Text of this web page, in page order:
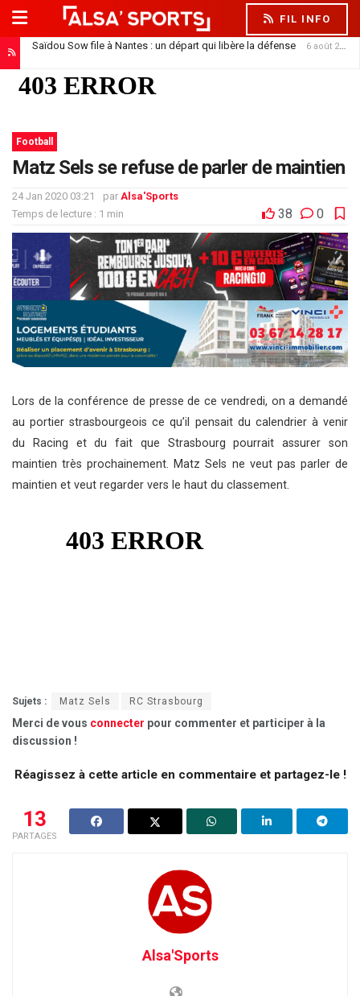
FIL INFO
Saïdou Sow file à Nantes : un départ qui libère la défense 6 août 2026
Football
Matz Sels se refuse de parler de maintien
24 Jan 2020 03:21 par Alsa'Sports
Temps de lecture : 1 min
38 0
Lors de la conférence de presse de ce vendredi, on a demandé
au portier strasbourgeois ce qu’il pensait du calendrier à venir
du Racing et du fait que Strasbourg pourrait assurer son
maintien très prochainement. Matz Sels ne veut pas parler de
maintien et veut regarder vers le haut du classement.
Sujets : Matz Sels RC Strasbourg
Merci de vous connecter pour commenter et participer à la
discussion !
Réagissez à cette article en commentaire et partagez-le !
13
PARTAGES
Alsa'Sports